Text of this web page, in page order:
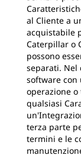
al Cliente a
acquistabile
Caterpillar o
possono
separati. Nel
software
operazione
qualsiasi
terza parte
termini e le